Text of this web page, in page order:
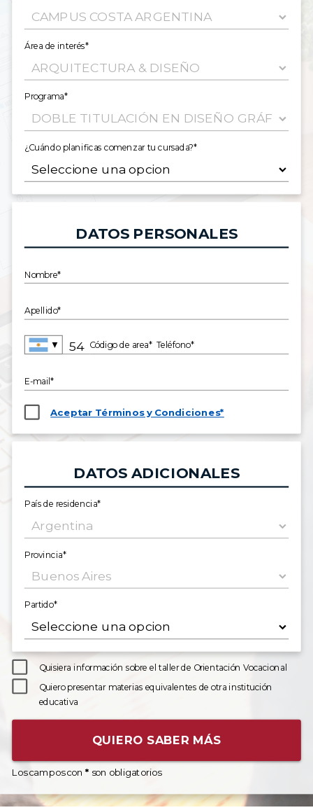
Área de interés*
Programa*
¿Cuándo planificas comenzar tu cursada?*
DATOS PERSONALES
Nombre*
Apellido*
▼ Código de area* Teléfono*
E-mail*
Aceptar Términos y Condiciones*
DATOS ADICIONALES
País de residencia*
Provincia*
Partido*
Quisiera información sobre el taller de Orientación Vocacional
Quiero presentar materias equivalentes de otra institución
educativa
QUIERO SABER MÁS
Los campos con * son obligatorios